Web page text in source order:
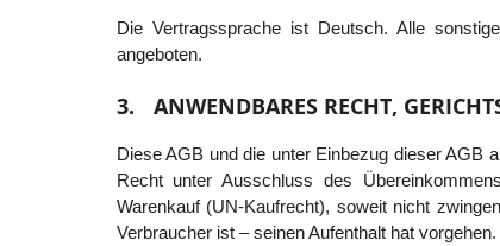
Die Vertragssprache ist Deutsch. Alle
angeboten.
3. ANWENDBARES RECHT,
Diese AGB und die unter Einbezug dieser AGB
Recht unter Ausschluss des
Warenkauf (UN-Kaufrecht), soweit nicht
Verbraucher ist – seinen Aufenthalt hat